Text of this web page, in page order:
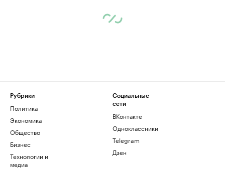
Рубрики
Политика
Экономика
Общество
Бизнес
Технологии и
медиа
Социальные
сети
ВКонтакте
Одноклассники
Telegram
Дзен